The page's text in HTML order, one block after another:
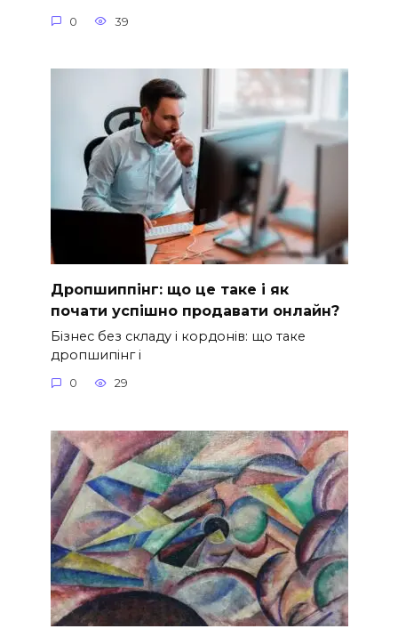
0 39
Дропшиппінг: що це таке і як
почати успішно продавати онлайн?
Бізнес без складу і кордонів: що таке
дропшипінг і
0 29